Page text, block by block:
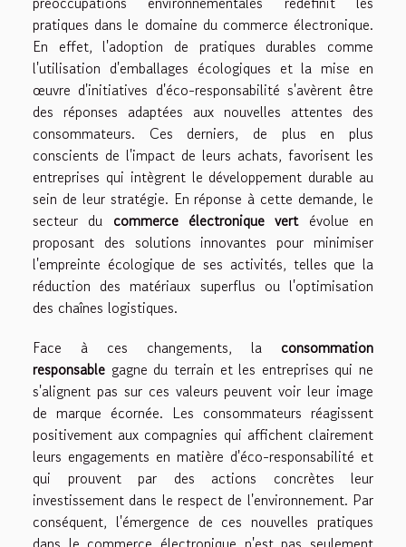
pratiques dans le domaine du commerce électronique.
En effet, l'adoption de pratiques durables comme
l'utilisation d'emballages écologiques et la mise en
œuvre d'initiatives d'éco-responsabilité s'avèrent être
des réponses adaptées aux nouvelles attentes des
consommateurs. Ces derniers, de plus en plus
conscients de l'impact de leurs achats, favorisent les
entreprises qui intègrent le développement durable au
sein de leur stratégie. En réponse à cette demande, le
secteur du commerce électronique vertévolue en
proposant des solutions innovantes pour minimiser
l'empreinte écologique de ses activités, telles que la
réduction des matériaux superflus ou l'optimisation
des chaînes logistiques.
Face à ces changements, la consommation
responsable gagne du terrain et les entreprises qui ne
s'alignent pas sur ces valeurs peuvent voir leur image
de marque écornée. Les consommateurs réagissent
positivement aux compagnies qui affichent clairement
leurs engagements en matière d'éco-responsabilité et
qui prouvent par des actions concrètes leur
investissement dans le respect de l'environnement. Par
conséquent, l'émergence de ces nouvelles pratiques